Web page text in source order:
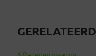
GERELATEERD
6 Redenen waarom